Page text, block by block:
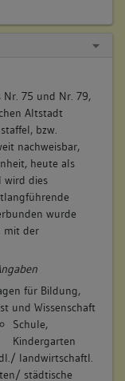
ein new
(BHB)
Jacob
Stadtschreiber
Scheuren, und
einerseits,
gelegen,
die
eine
gestanden ...
Nr. 75 und Nr. 79,
Altstadt
bzw.
nachweisbar,
heute als
wird dies
wurde
mit der
für Bildung,
und Wissenschaft
Schule,
Kindergarten
landwirtschaftl.
städtische